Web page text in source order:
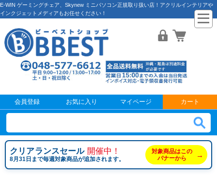
E-WIN ゲーミングチェア、Skynew ミニパソコン正規取り扱い店！アクリルインテリアや
インクジェットメディアもお任せください！
会員登録 お気に入り マイページ カート
クリアランスセール 開催中！
8月31日まで毎週対象商品が追加されます。
対象商品はこの
バナーから
→